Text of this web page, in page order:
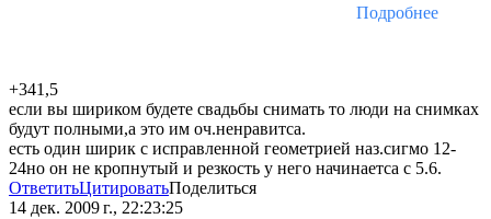
Подробнее
+341,5
если вы шириком будете свадьбы снимать то люди на снимках
будут полными,а это им оч.ненравитса.
есть один ширик с исправленной геометрией наз.сигмо 12-
24но он не кропнутый и резкость у него начинаетса с 5.6.
ОтветитьЦитироватьПоделиться
14 дек. 2009 г., 22:23:25